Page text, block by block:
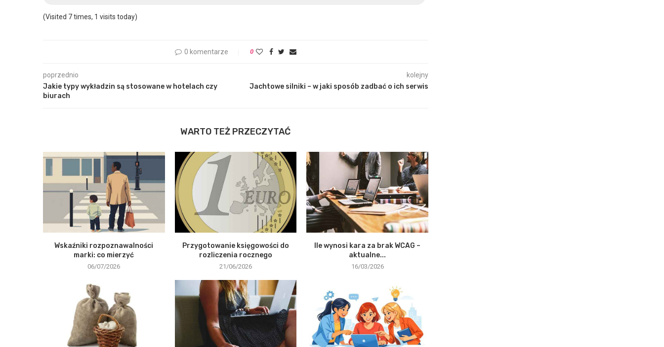
(Visited 7 times, 1 visits today)
0 komentarze 0
poprzednio
Jakie typy wykładzin są stosowane w hotelach czy
biurach
kolejny
Jachtowe silniki – w jaki sposób zadbać o ich serwis
WARTO TEŻ PRZECZYTAĆ
Wskaźniki rozpoznawalności
marki: co mierzyć
06/07/2026
Przygotowanie księgowości do
rozliczenia rocznego
21/06/2026
Ile wynosi kara za brak WCAG –
aktualne...
16/03/2026